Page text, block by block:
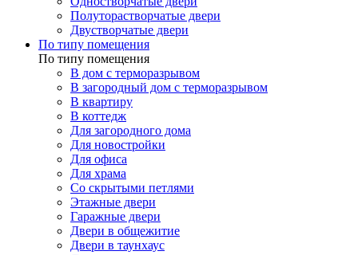
Полуторастворчатые двери
Двустворчатые двери
По типу помещения
По типу помещения
В дом с терморазрывом
В загородный дом с терморазрывом
В квартиру
В коттедж
Для загородного дома
Для новостройки
Для офиса
Для храма
Со скрытыми петлями
Этажные двери
Гаражные двери
Двери в общежитие
Двери в таунхаус